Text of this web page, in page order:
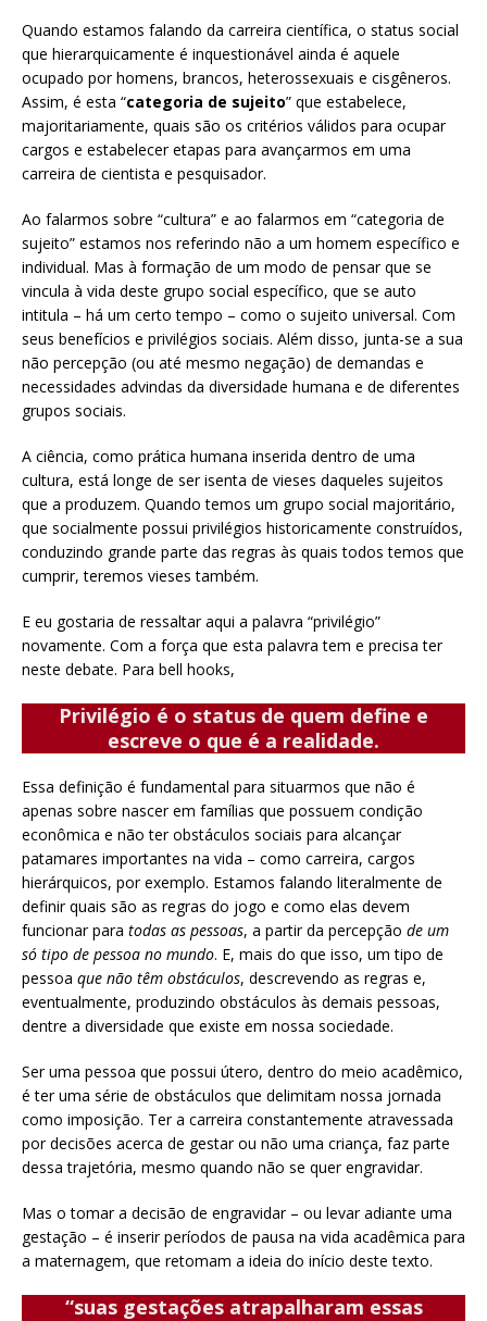
Quando estamos falando da carreira científica, o status social
que hierarquicamente é inquestionável ainda é aquele
ocupado por homens, brancos, heterossexuais e cisgêneros.
Assim, é esta “categoria de sujeito” que estabelece,
majoritariamente, quais são os critérios válidos para ocupar
cargos e estabelecer etapas para avançarmos em uma
carreira de cientista e pesquisador.
Ao falarmos sobre “cultura” e ao falarmos em “categoria de
sujeito” estamos nos referindo não a um homem específico e
individual. Mas à formação de um modo de pensar que se
vincula à vida deste grupo social específico, que se auto
intitula – há um certo tempo – como o sujeito universal. Com
seus benefícios e privilégios sociais. Além disso, junta-se a sua
não percepção (ou até mesmo negação) de demandas e
necessidades advindas da diversidade humana e de diferentes
grupos sociais.
A ciência, como prática humana inserida dentro de uma
cultura, está longe de ser isenta de vieses daqueles sujeitos
que a produzem. Quando temos um grupo social majoritário,
que socialmente possui privilégios historicamente construídos,
conduzindo grande parte das regras às quais todos temos que
cumprir, teremos vieses também.
E eu gostaria de ressaltar aqui a palavra “privilégio”
novamente. Com a força que esta palavra tem e precisa ter
neste debate. Para bell hooks,
Privilégio é o status de quem define e
escreve o que é a realidade.
Essa definição é fundamental para situarmos que não é
apenas sobre nascer em famílias que possuem condição
econômica e não ter obstáculos sociais para alcançar
patamares importantes na vida – como carreira, cargos
hierárquicos, por exemplo. Estamos falando literalmente de
definir quais são as regras do jogo e como elas devem
funcionar para todas as pessoas, a partir da percepção de um
só tipo de pessoa no mundo. E, mais do que isso, um tipo de
pessoa que não têm obstáculos, descrevendo as regras e,
eventualmente, produzindo obstáculos às demais pessoas,
dentre a diversidade que existe em nossa sociedade.
Ser uma pessoa que possui útero, dentro do meio acadêmico,
é ter uma série de obstáculos que delimitam nossa jornada
como imposição. Ter a carreira constantemente atravessada
por decisões acerca de gestar ou não uma criança, faz parte
dessa trajetória, mesmo quando não se quer engravidar.
Mas o tomar a decisão de engravidar – ou levar adiante uma
gestação – é inserir períodos de pausa na vida acadêmica para
a maternagem, que retomam a ideia do início deste texto.
“suas gestações atrapalharam essas